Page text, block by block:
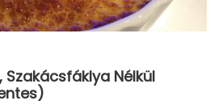
Szakácsfáklya Nélkül